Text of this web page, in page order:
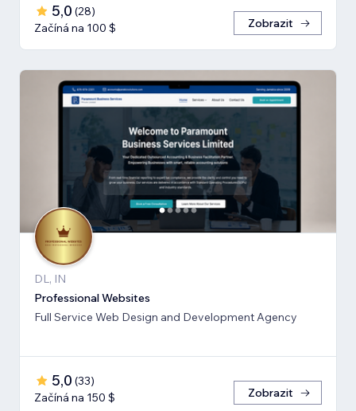
5,0 (28)
Začíná na 100 $
Zobrazit
DL, IN
Professional Websites
Full Service Web Design and Development Agency
5,0 (33)
Začíná na 150 $
Zobrazit